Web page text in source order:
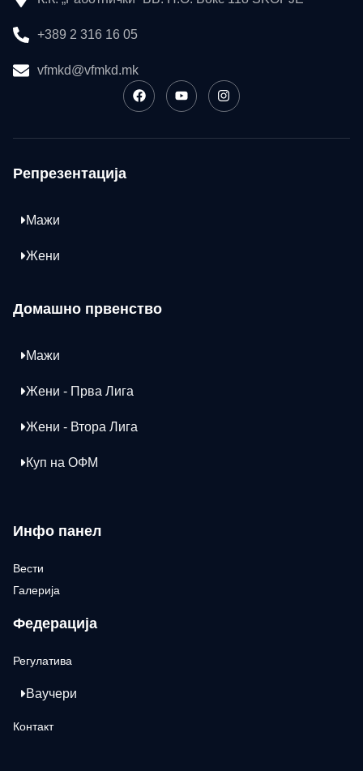
+389 2 316 16 05
vfmkd@vfmkd.mk
Репрезентација
Мажи
Жени
Домашно првенство
Мажи
Жени - Прва Лига
Жени - Втора Лига
Куп на ОФМ
Инфо панел
Вести
Галерија
Федерација
Регулатива
Ваучери
Контакт